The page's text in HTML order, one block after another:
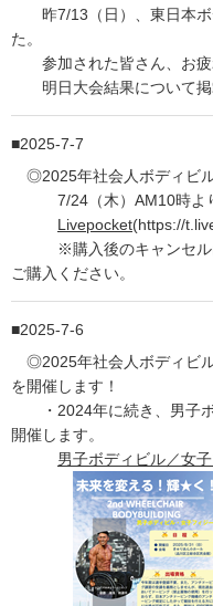
昨7/13（日）、東日本ボ
た。
参加された皆さん、お疲
明日大会結果について掲
2025-7-7
◎2025年社会人ボディビ
7/24（木）AM10時より
Livepocket(https://
※購入後のキャンセルは
ご購入ください。
2025-7-6
◎2025年社会人ボディビ
を開催します！
・2024年に続き、男子ボ
開催します。
男子ボディビル／女